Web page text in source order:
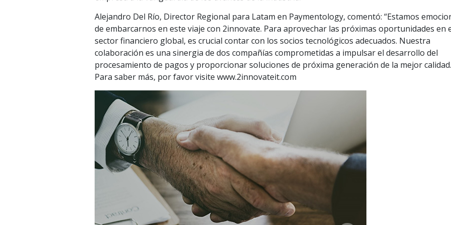
Alejandro Del Río, Director Regional para Latam en Paymentology, comentó: “Estamos
de embarcarnos en este viaje con 2innovate. Para aprovechar las próximas oportunidades en
sector financiero global, es crucial contar con los socios tecnológicos adecuados. Nuestra
colaboración es una sinergia de dos compañías comprometidas a impulsar el desarrollo del
procesamiento de pagos y proporcionar soluciones de próxima generación de la mejor
Para saber más, por favor visite www.2innovateit.com